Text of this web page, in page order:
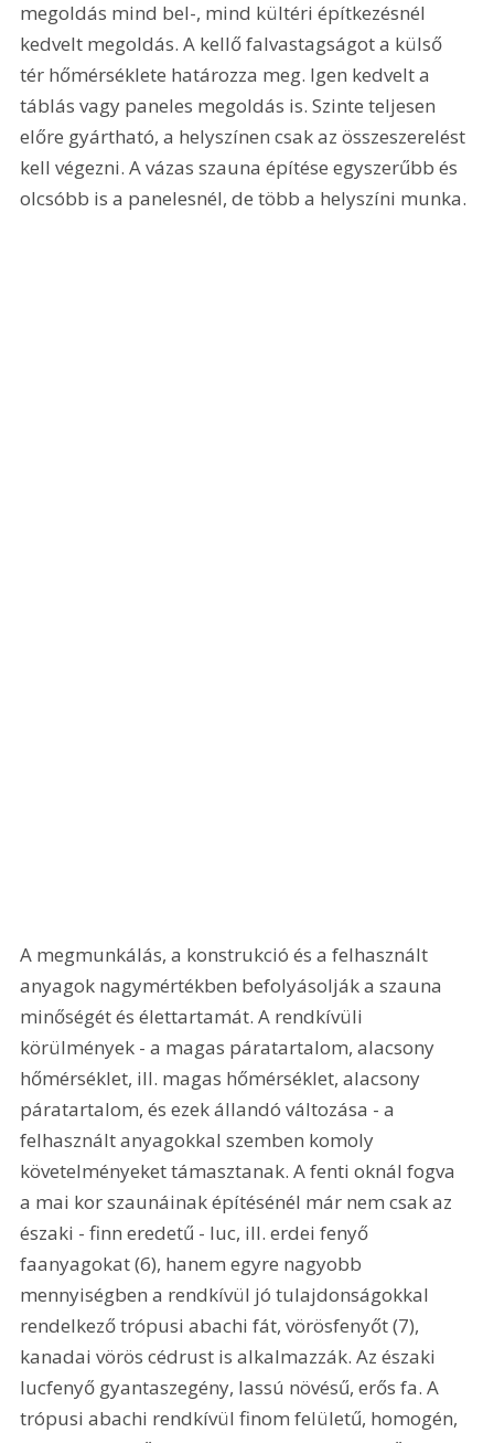
megoldás mind bel-, mind kültéri építkezésnél
kedvelt megoldás. A kellő falvastagságot a külső
tér hőmérséklete határozza meg. Igen kedvelt a
táblás vagy paneles megoldás is. Szinte teljesen
előre gyártható, a helyszínen csak az összeszerelést
kell végezni. A vázas szauna építése egyszerűbb és
olcsóbb is a panelesnél, de több a helyszíni munka.
A megmunkálás, a konstrukció és a felhasznált
anyagok nagymértékben befolyásolják a szauna
minőségét és élettartamát. A rendkívüli
körülmények - a magas páratartalom, alacsony
hőmérséklet, ill. magas hőmérséklet, alacsony
páratartalom, és ezek állandó változása - a
felhasznált anyagokkal szemben komoly
követelményeket támasztanak. A fenti oknál fogva
a mai kor szaunáinak építésénél már nem csak az
északi - finn eredetű - luc, ill. erdei fenyő
faanyagokat (6), hanem egyre nagyobb
mennyiségben a rendkívül jó tulajdonságokkal
rendelkező trópusi abachi fát, vörösfenyőt (7),
kanadai vörös cédrust is alkalmazzák. Az északi
lucfenyő gyantaszegény, lassú növésű, erős fa. A
trópusi abachi rendkívül finom felületű, homogén,